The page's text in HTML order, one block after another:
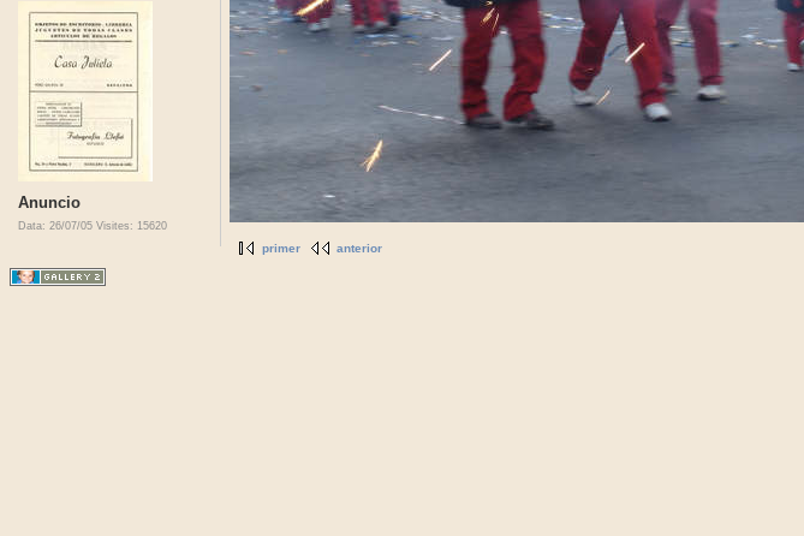
Anuncio
Data: 26/07/05 Visites: 15620
primer anterior